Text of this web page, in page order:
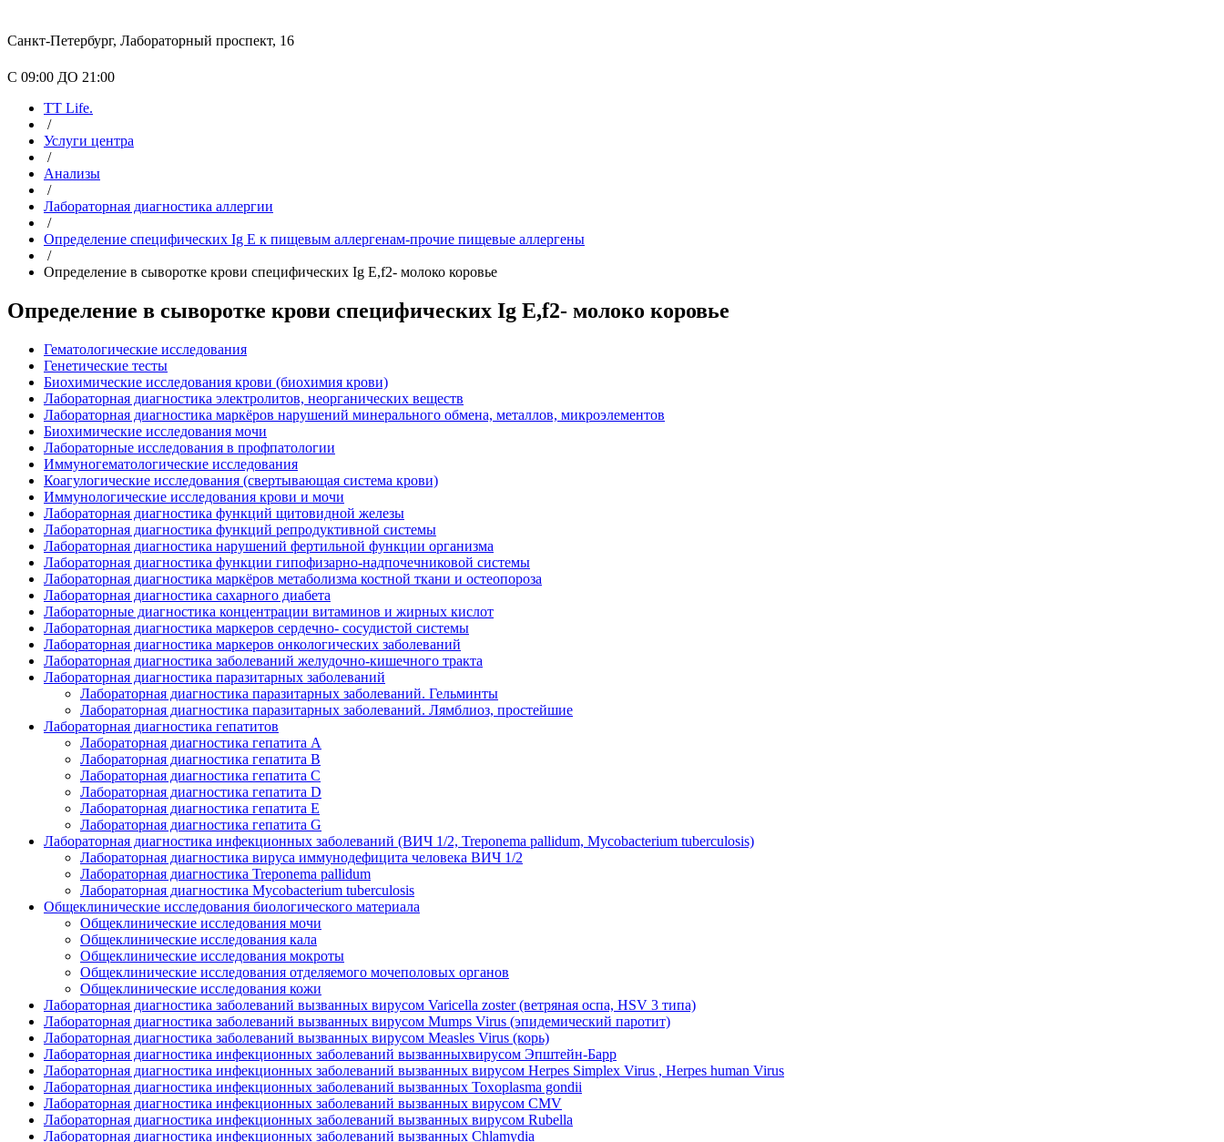
Санкт-Петербург, Лабораторный проспект, 16
С 09:00 ДО 21:00
TT Life.
/
Услуги центра
/
Анализы
/
Лабораторная диагностика аллергии
/
Определение специфических Ig E к пищевым аллергенам-прочие пищевые аллергены
/
Определение в сыворотке крови специфических Ig E,f2- молоко коровье
Определение в сыворотке крови специфических Ig E,f2- молоко коровье
Гематологические исследования
Генетические тесты
Биохимические исследования крови (биохимия крови)
Лабораторная диагностика электролитов, неорганических веществ
Лабораторная диагностика маркёров нарушений минерального обмена, металлов, микроэлементов
Биохимические исследования мочи
Лабораторные исследования в профпатологии
Иммуногематологические исследования
Коагулогические исследования (свертывающая система крови)
Иммунологические исследования крови и мочи
Лабораторная диагностика функций щитовидной железы
Лабораторная диагностика функций репродуктивной системы
Лабораторная диагностика нарушений фертильной функции организма
Лабораторная диагностика функции гипофизарно-надпочечниковой системы
Лабораторная диагностика маркёров метаболизма костной ткани и остеопороза
Лабораторная диагностика сахарного диабета
Лабораторные диагностика концентрации витаминов и жирных кислот
Лабораторная диагностика маркеров сердечно- сосудистой системы
Лабораторная диагностика маркеров онкологических заболеваний
Лабораторная диагностика заболеваний желудочно-кишечного тракта
Лабораторная диагностика паразитарных заболеваний
Лабораторная диагностика паразитарных заболеваний. Гельминты
Лабораторная диагностика паразитарных заболеваний. Лямблиоз, простейшие
Лабораторная диагностика гепатитов
Лабораторная диагностика гепатита А
Лабораторная диагностика гепатита В
Лабораторная диагностика гепатита С
Лабораторная диагностика гепатита D
Лабораторная диагностика гепатита E
Лабораторная диагностика гепатита G
Лабораторная диагностика инфекционных заболеваний (ВИЧ 1/2, Treponema pallidum, Mycobacterium tuberculosis)
Лабораторная диагностика вируса иммунодефицита человека ВИЧ 1/2
Лабораторная диагностика Treponema pallidum
Лабораторная диагностика Mycobacterium tuberculosis
Общеклинические исследования биологического материала
Общеклинические исследования мочи
Общеклинические исследования кала
Общеклинические исследования мокроты
Общеклинические исследования отделяемого мочеполовых органов
Общеклинические исследования кожи
Лабораторная диагностика заболеваний вызванных вирусом Varicella zoster (ветряная оспа, HSV 3 типа)
Лабораторная диагностика заболеваний вызванных вирусом Mumps Virus (эпидемический паротит)
Лабораторная диагностика заболеваний вызванных вирусом Measles Virus (корь)
Лабораторная диагностика инфекционных заболеваний вызванныхвирусом Эпштейн-Барр
Лабораторная диагностика инфекционных заболеваний вызванных вирусом Herpes Simplex Virus , Herpes human Virus
Лабораторная диагностика инфекционных заболеваний вызванных Toxoplasmа gondii
Лабораторная диагностика инфекционных заболеваний вызванных вирусом CMV
Лабораторная диагностика инфекционных заболеваний вызванных вирусом Rubella
Лабораторная диагностика инфекционных заболеваний вызванных Chlamydia